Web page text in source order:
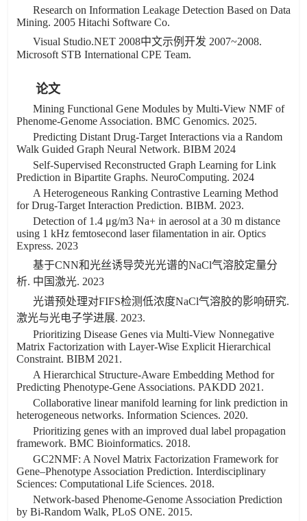
Research on Information Leakage Detection Based on Data
Mining. 2005 Hitachi Software Co.
Visual Studio.NET 2008中文示例开发 2007~2008.
Microsoft STB International CPE Team.
论文
Mining Functional Gene Modules by Multi-View NMF of
Phenome-Genome Association. BMC Genomics. 2025.
Predicting Distant Drug-Target Interactions via a Random
Walk Guided Graph Neural Network. BIBM 2024
Self-Supervised Reconstructed Graph Learning for Link
Prediction in Bipartite Graphs. NeuroComputing. 2024
A Heterogeneous Ranking Contrastive Learning Method
for Drug-Target Interaction Prediction. BIBM. 2023.
Detection of 1.4 μg/m3 Na+ in aerosol at a 30 m distance
using 1 kHz femtosecond laser filamentation in air. Optics
Express. 2023
基于CNN和光丝诱导荧光光谱的NaCl气溶胶定量分
析. 中国激光. 2023
光谱预处理对FIFS检测低浓度NaCl气溶胶的影响研究.
激光与光电子学进展. 2023.
Prioritizing Disease Genes via Multi-View Nonnegative
Matrix Factorization with Layer-Wise Explicit Hierarchical
Constraint. BIBM 2021.
A Hierarchical Structure-Aware Embedding Method for
Predicting Phenotype-Gene Associations. PAKDD 2021.
Collaborative linear manifold learning for link prediction in
heterogeneous networks. Information Sciences. 2020.
Prioritizing genes with an improved dual label propagation
framework. BMC Bioinformatics. 2018.
GC2NMF: A Novel Matrix Factorization Framework for
Gene–Phenotype Association Prediction. Interdisciplinary
Sciences: Computational Life Sciences. 2018.
Network-based Phenome-Genome Association Prediction
by Bi-Random Walk, PLoS ONE. 2015.